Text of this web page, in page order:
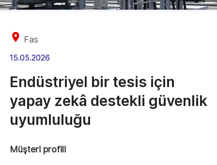
Fas
15.05.2026
Endüstriyel bir tesis için
yapay zekâ destekli güvenlik
uyumluluğu
Müşteri profili